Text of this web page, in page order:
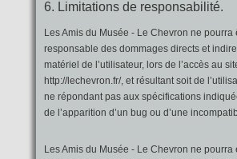
6. Limitations de responsabilité.
Les Amis du Musée - Le Chevron ne pourra
responsable des dommages directs et
matériel de l’utilisateur, lors de l’accès au
http://lechevron.fr/, et résultant soit de
ne répondant pas aux spécifications
de l’apparition d’un bug ou d’une
Les Amis du Musée - Le Chevron ne pourra